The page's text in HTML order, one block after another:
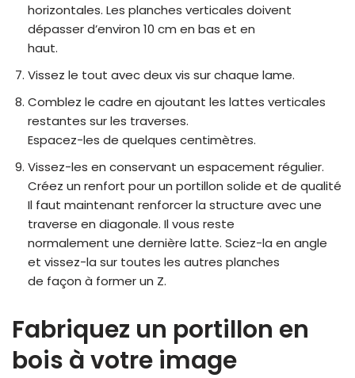
horizontales. Les planches verticales doivent
dépasser d’environ 10 cm en bas et en
haut.
Vissez le tout avec deux vis sur chaque lame.
Comblez le cadre en ajoutant les lattes verticales
restantes sur les traverses.
Espacez-les de quelques centimètres.
Vissez-les en conservant un espacement régulier.
Créez un renfort pour un portillon solide et de qualité
Il faut maintenant renforcer la structure avec une
traverse en diagonale. Il vous reste
normalement une dernière latte. Sciez-la en angle
et vissez-la sur toutes les autres planches
de façon à former un Z.
Fabriquez un portillon en
bois à votre image